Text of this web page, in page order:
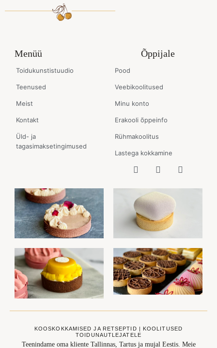
Menüü
Toidukunstistuudio
Teenused
Meist
Kontakt
Üld- ja
tagasimaksetingimused
Õppijale
Pood
Veebikoolitused
Minu konto
Erakooli õppeinfo
Rühmakoolitus
Lastega kokkamine
KOOSKOKKAMISED JA RETSEPTID | KOOLITUSED
TOIDUNAUTLEJATELE
Teenindame oma kliente Tallinnas, Tartus ja mujal Eestis. Meie